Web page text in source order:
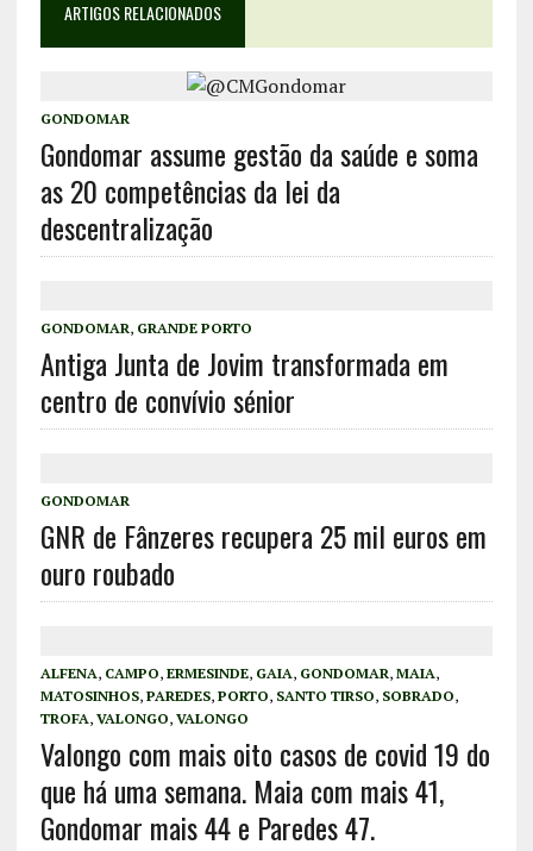
ARTIGOS RELACIONADOS
GONDOMAR
Gondomar assume gestão da saúde e soma
as 20 competências da lei da
descentralização
GONDOMAR, GRANDE PORTO
Antiga Junta de Jovim transformada em
centro de convívio sénior
GONDOMAR
GNR de Fânzeres recupera 25 mil euros em
ouro roubado
ALFENA, CAMPO, ERMESINDE, GAIA, GONDOMAR, MAIA,
MATOSINHOS, PAREDES, PORTO, SANTO TIRSO, SOBRADO,
TROFA, VALONGO, VALONGO
Valongo com mais oito casos de covid 19 do
que há uma semana. Maia com mais 41,
Gondomar mais 44 e Paredes 47.